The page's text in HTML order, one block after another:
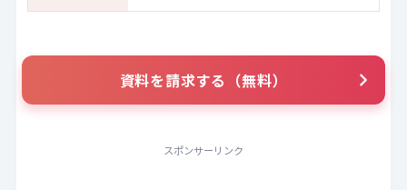
資料を請求する（無料）
スポンサーリンク